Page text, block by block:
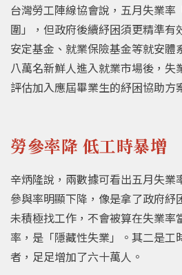
台灣勞工陣線協會說，五月失業率
圍」，但政府後續紓困須更精準有
安定基金、就業保險基金等就安體
八萬名新鮮人進入就業市場後，失
評估加入應屆畢業生的紓困協助方
勞參率降 低工時暴增
辛炳隆說，兩數據可看出五月失業
參與率明顯下降，像是拿了政府紓
未積極找工作，不會被算在失業率
率，是「隱藏性失業」。其二是工
者，足足增加了六十萬人。